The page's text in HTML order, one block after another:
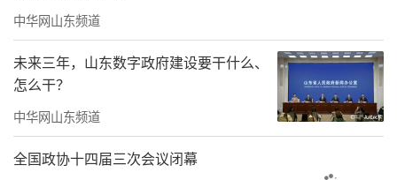
中华网山东频道
未来三年，山东数字政府建设要干什么、
怎么干？
中华网山东频道
全国政协十四届三次会议闭幕